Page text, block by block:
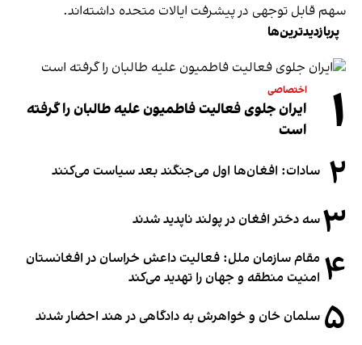
سهم قابل توجهی در پیشرفت ایالات متحده داشته‌اند.
پربازدیدترین‌ها
۱ اختصاصی
ایران جلوی فعالیت فاطمیون علیه طالبان را گرفته
است
۲ سادات: افغان‌ها اول می‌جنگند بعد سیاست می‌کنند
۳سه دختر افغان در پولند ناپدید شدند
۴ مقام سازمان ملل: فعالیت داعش خراسان در افغانستان
امنیت منطقه و جهان را تهدید می‌کند
۵ سلمان خان و خواهرش به دادگاهی در هند احضار شدند